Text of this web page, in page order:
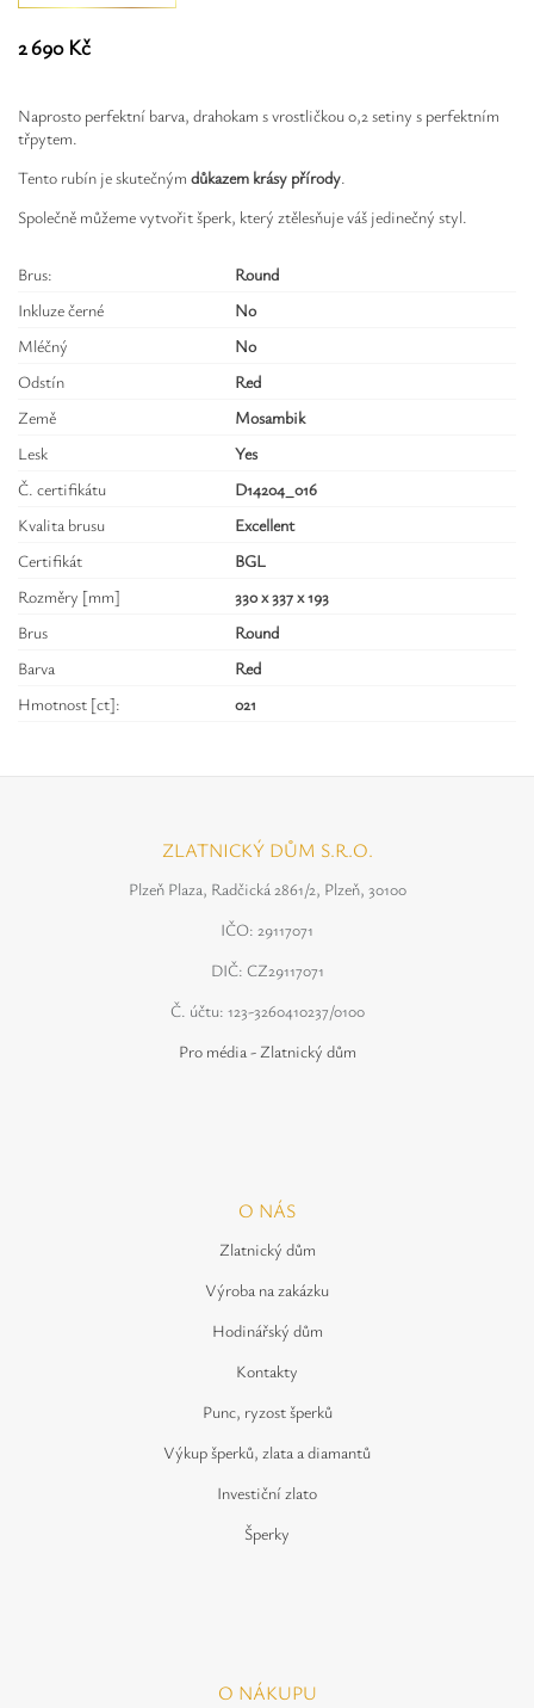
Kontakt
2 690 Kč
Naprosto perfektní barva, drahokam s vrostličkou 0,2 setiny s perfektním
třpytem.
Tento rubín je skutečným důkazem krásy přírody.
Společně můžeme vytvořit šperk, který ztělesňuje váš jedinečný styl.
Brus:
Round
Inkluze černé
No
Mléčný
No
Odstín
Red
Země
Mosambik
Lesk
Yes
Č. certifikátu
D14204_016
Kvalita brusu
Excellent
Certifikát
BGL
Rozměry [mm]
330 x 337 x 193
Brus
Round
Barva
Red
Hmotnost [ct]:
021
ZLATNICKÝ DŮM S.R.O.
Plzeň Plaza, Radčická 2861/2, Plzeň, 30100
IČO: 29117071
DIČ: CZ29117071
Č. účtu: 123-3260410237/0100
Pro média - Zlatnický dům
O NÁS
Zlatnický dům
Výroba na zakázku
Hodinářský dům
Kontakty
Punc, ryzost šperků
Výkup šperků, zlata a diamantů
Investiční zlato
Šperky
O NÁKUPU